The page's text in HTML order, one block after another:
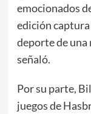
emocionados
edición
deporte de una
señaló.
Por su parte,
juegos de